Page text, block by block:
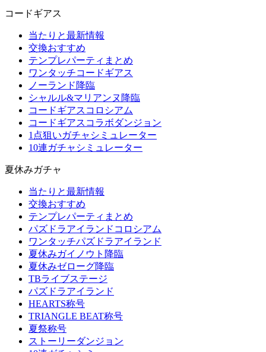
コードギアス
当たりと最新情報
交換おすすめ
テンプレパーティまとめ
ワンタッチコードギアス
ノーランド降臨
シャルル&マリアンヌ降臨
コードギアスコロシアム
コードギアスコラボダンジョン
1点狙いガチャシミュレーター
10連ガチャシミュレーター
夏休みガチャ
当たりと最新情報
交換おすすめ
テンプレパーティまとめ
パズドラアイランドコロシアム
ワンタッチパズドラアイランド
夏休みガイノウト降臨
夏休みゼローグ降臨
TBライブステージ
パズドラアイランド
HEARTS称号
TRIANGLE BEAT称号
夏祭称号
ストーリーダンジョン